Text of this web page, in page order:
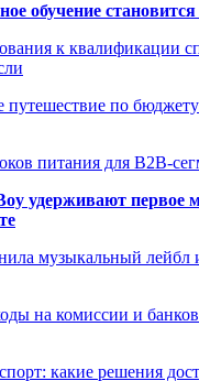
обучение
к квалификации
путешествие по
питания для B2B-
удерживают первое
музыкальный лейбл
на комиссии и
какие решения